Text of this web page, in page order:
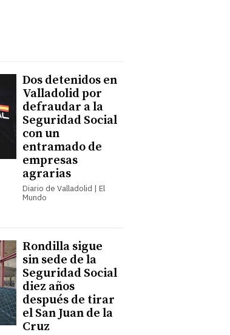
Dos detenidos en
Valladolid por
defraudar a la
Seguridad Social
con un
entramado de
empresas
agrarias
Diario de Valladolid | El
Mundo
Rondilla sigue
sin sede de la
Seguridad Social
diez años
después de tirar
el San Juan de la
Cruz